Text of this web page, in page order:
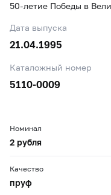
50-летие Победы в
Дата выпуска
21.04.1995
Каталожный номер
5110-0009
Номинал
2 рубля
Качество
пруф